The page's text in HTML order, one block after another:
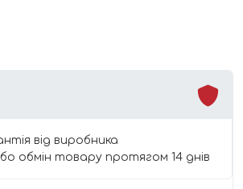
від виробника
обмін товару протягом 14 днів